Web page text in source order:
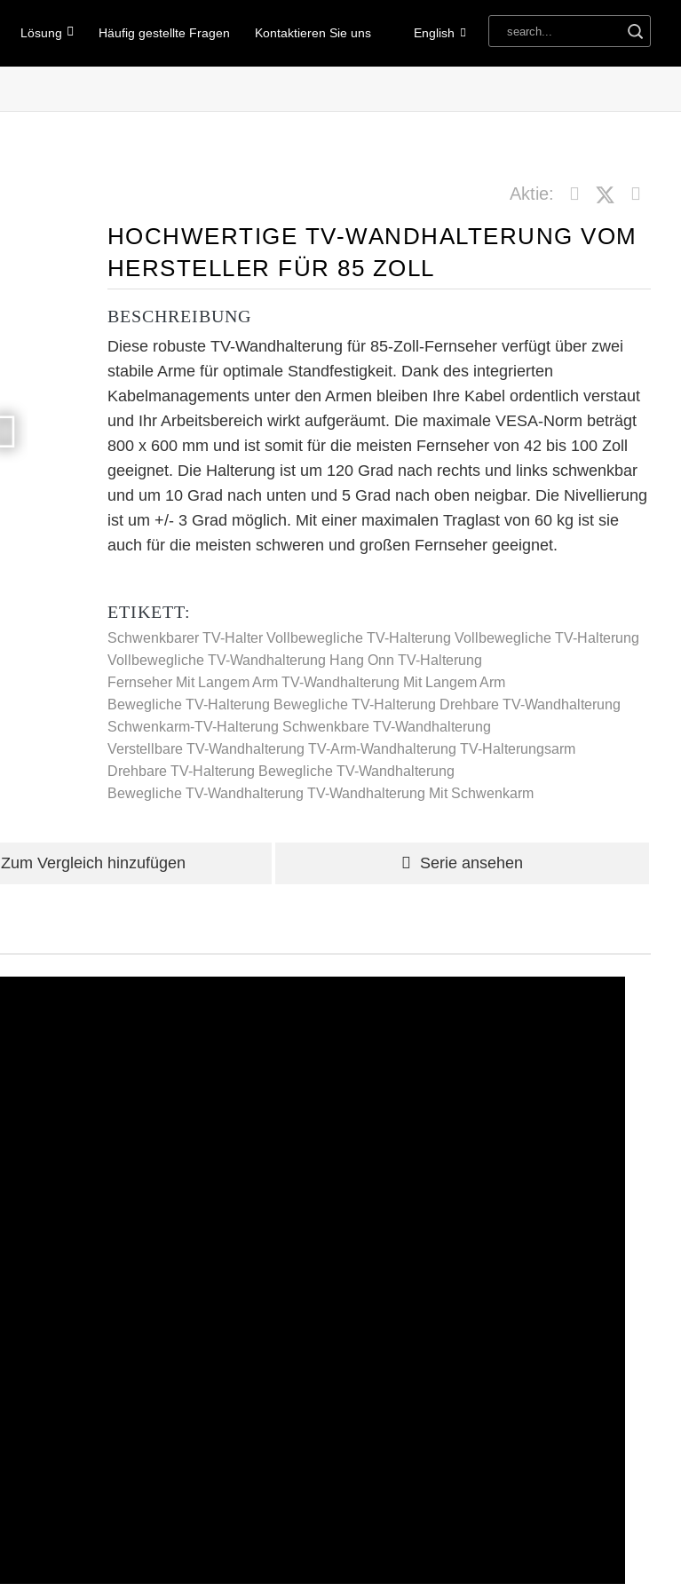
Lösung Häufig gestellte Fragen Kontaktieren Sie uns English
Aktie:
HOCHWERTIGE TV-WANDHALTERUNG VOM
HERSTELLER FÜR 85 ZOLL
BESCHREIBUNG
Diese robuste TV-Wandhalterung für 85-Zoll-Fernseher verfügt über zwei
stabile Arme für optimale Standfestigkeit. Dank des integrierten
Kabelmanagements unter den Armen bleiben Ihre Kabel ordentlich verstaut
und Ihr Arbeitsbereich wirkt aufgeräumt. Die maximale VESA-Norm beträgt
800 x 600 mm und ist somit für die meisten Fernseher von 42 bis 100 Zoll
geeignet. Die Halterung ist um 120 Grad nach rechts und links schwenkbar
und um 10 Grad nach unten und 5 Grad nach oben neigbar. Die Nivellierung
ist um +/- 3 Grad möglich. Mit einer maximalen Traglast von 60 kg ist sie
auch für die meisten schweren und großen Fernseher geeignet.
ETIKETT:
Schwenkbarer TV-Halter Vollbewegliche TV-Halterung Vollbewegliche TV-Halterung
Vollbewegliche TV-Wandhalterung Hang Onn TV-Halterung
Fernseher Mit Langem Arm TV-Wandhalterung Mit Langem Arm
Bewegliche TV-Halterung Bewegliche TV-Halterung Drehbare TV-Wandhalterung
Schwenkarm-TV-Halterung Schwenkbare TV-Wandhalterung
Verstellbare TV-Wandhalterung TV-Arm-Wandhalterung TV-Halterungsarm
Drehbare TV-Halterung Bewegliche TV-Wandhalterung
Bewegliche TV-Wandhalterung TV-Wandhalterung Mit Schwenkarm
Zum Vergleich hinzufügen Serie ansehen